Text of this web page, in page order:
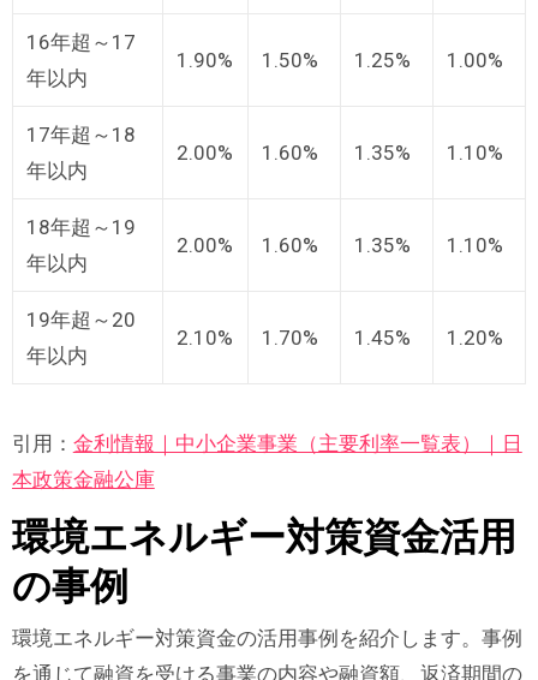
16年超～17
年以内
1.90% 1.50% 1.25% 1.00%
17年超～18
年以内
2.00% 1.60% 1.35% 1.10%
18年超～19
年以内
2.00% 1.60% 1.35% 1.10%
19年超～20
年以内
2.10% 1.70% 1.45% 1.20%
引用： 金利情報｜中小企業事業（主要利率一覧表）｜日
本政策金融公庫
環境エネルギー対策資金活用
の事例
環境エネルギー対策資金の活用事例を紹介します。事例
を通じて融資を受ける事業の内容や融資額、返済期間の